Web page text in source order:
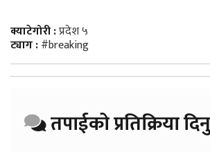
क्याटेगोरी :प्रदेश ५
ट्याग :#breaking
तपाईको प्रतिक्रिया